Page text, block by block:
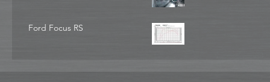
Ford Focus RS